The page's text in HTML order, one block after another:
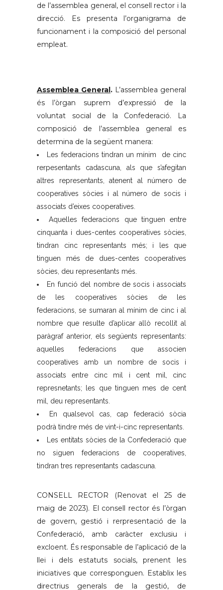
de l’assemblea general, el consell rector i la
direcció. Es presenta l’organigrama de
funcionament i la composició del personal
empleat.
Assemblea General. L’assemblea general
és l’òrgan suprem d’expressió de la
voluntat social de la Confederació. La
composició de l’assemblea general es
determina de la següent manera:
Les federacions tindran un mínim de cinc
rerpesentants cadascuna, als que s’afegitan
altres representants, atenent al número de
cooperatives sòcies i al número de socis i
associats d’eixes cooperatives.
Aquelles federacions que tinguen entre
cinquanta i dues-centes cooperatives sòcies,
tindran cinc representants més; i les que
tinguen més de dues-centes cooperatives
sòcies, deu representants més.
En funció del nombre de socis i associats
de les cooperatives sòcies de les
federacions, se sumaran al mínim de cinc i al
nombre que resulte d’aplicar allò recollit al
paràgraf anterior, els següents representants:
aquelles federacions que associen
cooperatives amb un nombre de socis i
associats entre cinc mil i cent mil, cinc
represnetants; les que tinguen mes de cent
mil, deu representants.
En qualsevol cas, cap federació sòcia
podrà tindre més de vint-i-cinc representants.
Les entitats sòcies de la Confederació que
no siguen federacions de cooperatives,
tindran tres representants cadascuna.
CONSELL RECTOR (Renovat el 25 de
maig de 2023). El consell rector és l’òrgan
de govern, gestió i rerpresentació de la
Confederació, amb caràcter exclusiu i
excloent. És responsable de l’aplicació de la
llei i dels estatuts socials, prenent les
iniciatives que corresponguen. Establix les
directrius generals de la gestió, de